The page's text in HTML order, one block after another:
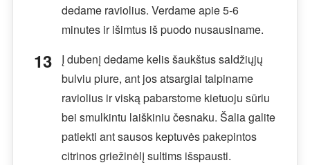
dedame raviolius. Verdame apie 5-6
minutes ir išimtus iš puodo nusausiname.
Į dubenį dedame kelis šaukštus saldžiųjų
bulviu piure, ant jos atsargiai talpiname
raviolius ir viską pabarstome kietuoju sūriu
bei smulkintu laiškiniu česnaku. Šalia galite
patiekti ant sausos keptuvės pakepintos
citrinos griežinėlį sultims išspausti.